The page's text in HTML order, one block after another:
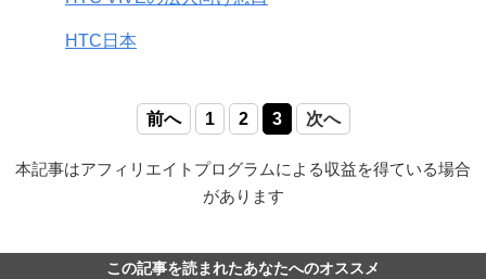
HTC日本
前へ 1 2 3 次へ
本記事はアフィリエイトプログラムによる収益を得ている場合
があります
この記事を読まれたあなたへのオススメ